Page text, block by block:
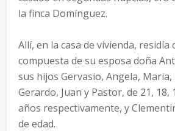
la finca Domínguez.
Allí, en la casa de vivienda, residía
compuesta de su esposa doña
sus hijos Gervasio, Angela,
Gerardo, Juan y Pastor, de 21, 18,
años respectivamente, y
de edad.